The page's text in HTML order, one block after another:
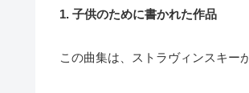
1. 子供のために書かれた作品
この曲集は、ストラヴィンスキー